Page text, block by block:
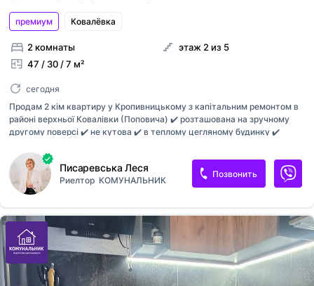
премиум Ковалёвка
2 комнаты
47 / 30 / 7 м²
этаж 2 из 5
сегодня
Продам 2 кім квартиру у Кропивницькому з капітальним ремонтом в
районі верхньої Ковалівки (Поповича) ✔️ розташована на зручному
другому поверсі ✔️ не кутова ✔️ в теплому цегляному будинку ✔️
замінено повністю електропроводку ✔️ вирівняні стіни та підлога ✔️
просторий санвузол та робоча зона кухні в кафелі ✔️ нова сантехніка
✔️ натяжні стелі ✔️ якісний ламінат Квартира варта Вашої уваги так як
не потребує додаткових вкладень. Вартість 51000 дол США, торг.
Пропозиція від агентства нерухомості Комунальник [телефон
скрыт]Леся
Писаревська Леся
Риелтор КОМУНАЛЬНИК
Позвонить